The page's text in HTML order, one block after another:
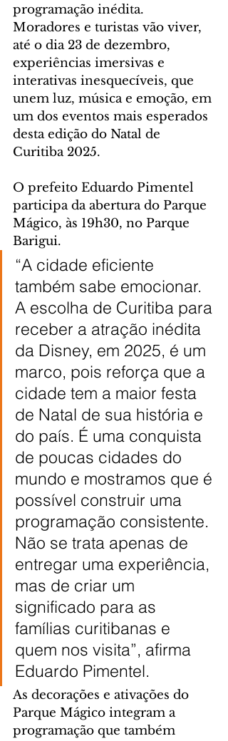
programação inédita.
Moradores e turistas vão viver,
até o dia 23 de dezembro,
experiências imersivas e
interativas inesquecíveis, que
unem luz, música e emoção, em
um dos eventos mais esperados
desta edição do Natal de
Curitiba 2025.
O prefeito Eduardo Pimentel
participa da abertura do Parque
Mágico, às 19h30, no Parque
Barigui.
“A cidade eficiente
também sabe emocionar.
A escolha de Curitiba para
receber a atração inédita
da Disney, em 2025, é um
marco, pois reforça que a
cidade tem a maior festa
de Natal de sua história e
do país. É uma conquista
de poucas cidades do
mundo e mostramos que é
possível construir uma
programação consistente.
Não se trata apenas de
entregar uma experiência,
mas de criar um
significado para as
famílias curitibanas e
quem nos visita”, afirma
Eduardo Pimentel.
As decorações e ativações do
Parque Mágico integram a
programação que também